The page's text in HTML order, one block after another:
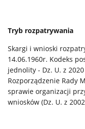
Tryb rozpatrywania
Skargi i wnioski
14.06.1960r. Kodeks
jednolity - Dz. U. z
Rozporządzenie Rady
sprawie organizacji
wniosków (Dz. U. z